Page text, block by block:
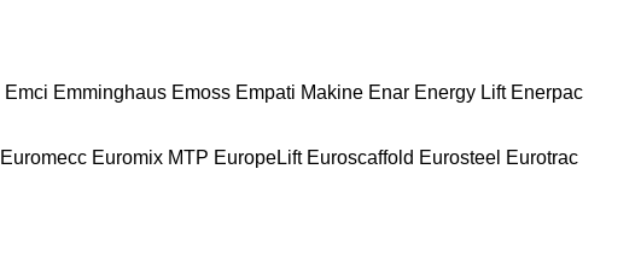
Emci Emminghaus Emoss Empati Makine Enar Energy Lift Enerpac
Euromecc Euromix MTP EuropeLift Euroscaffold Eurosteel Eurotrac